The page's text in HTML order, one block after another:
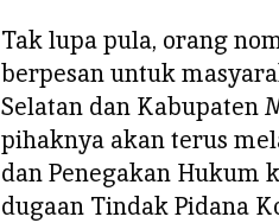
k
u
T
p
i
k
Tak lupa pula, orang
berpesan untuk
Selatan dan Kabupaten
pihaknya akan terus
dan Penegakan Hukum
dugaan Tindak Pidana